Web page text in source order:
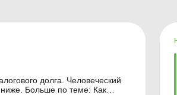
долга. Человеческий
Больше по теме: Как